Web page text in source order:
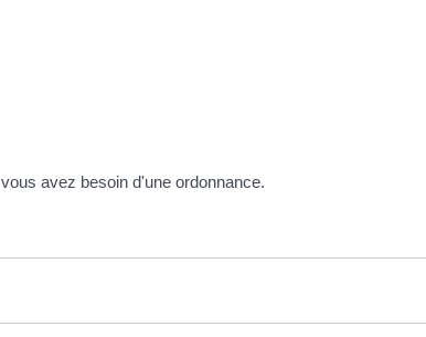
avez besoin d'une ordonnance.